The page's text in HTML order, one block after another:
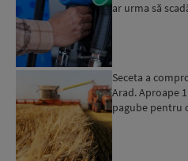
ar urma să
Seceta a
Arad. Aproape
pagube pentru